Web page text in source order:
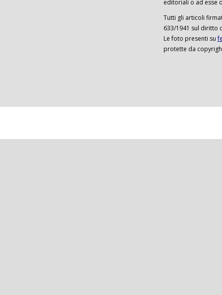
editoriali o ad esse
Tutti gli articoli
633/1941 sul diritto
Le foto presenti su
protette da